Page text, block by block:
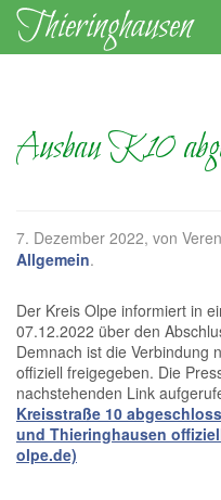
Ausbau K10
7. Dezember 2022, von
Allgemein.
Der Kreis Olpe informiert in
07.12.2022 über den
Demnach ist die Verbindung
offiziell freigegeben. Die
nachstehenden Link
Kreisstraße 10
und Thieringhausen
olpe.de)